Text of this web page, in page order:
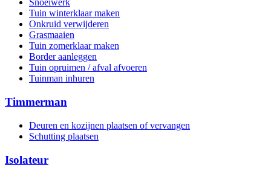
Snoeiwerk
Tuin winterklaar maken
Onkruid verwijderen
Grasmaaien
Tuin zomerklaar maken
Border aanleggen
Tuin opruimen / afval afvoeren
Tuinman inhuren
Timmerman
Deuren en kozijnen plaatsen of vervangen
Schutting plaatsen
Isolateur